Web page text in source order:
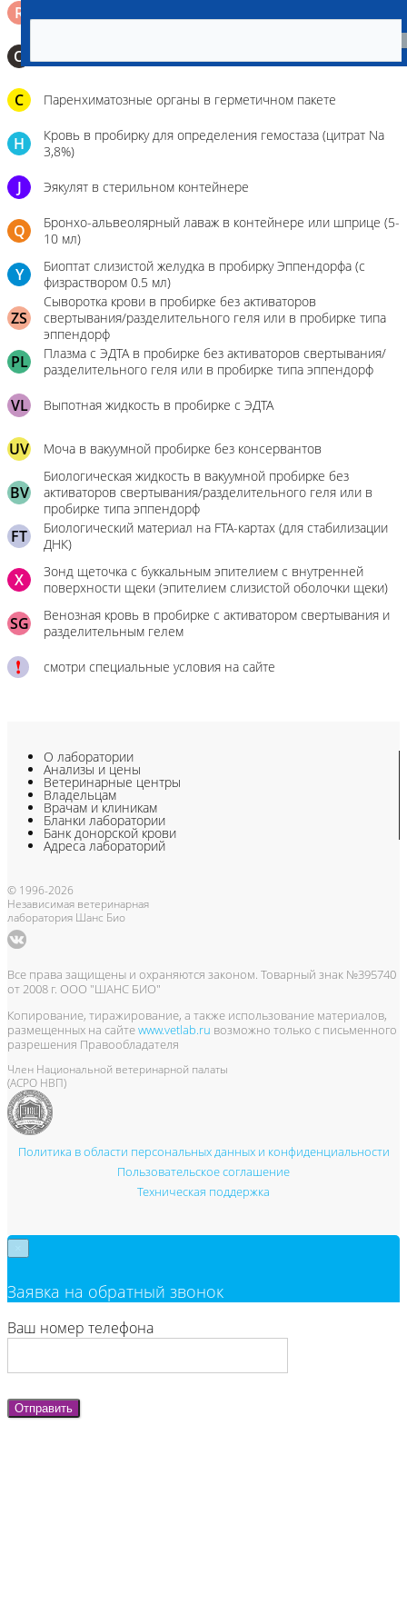
R
0,5 мл)
О
C Паренхиматозные органы в герметичном пакете
H
Кровь в пробирку для определения гемостаза (цитрат Na
3,8%)
J Эякулят в стерильном контейнере
Q
Бронхо-альвеолярный лаваж в контейнере или шприце (5-
10 мл)
Y
Биоптат слизистой желудка в пробирку Эппендорфа (с
физраствором 0.5 мл)
ZS
Сыворотка крови в пробирке без активаторов
свертывания/разделительного геля или в пробирке типа
эппендорф
PL
Плазма с ЭДТА в пробирке без активаторов свертывания/
разделительного геля или в пробирке типа эппендорф
VL Выпотная жидкость в пробирке с ЭДТА
UV Моча в вакуумной пробирке без консервантов
BV
Биологическая жидкость в вакуумной пробирке без
активаторов свертывания/разделительного геля или в
пробирке типа эппендорф
FT
Биологический материал на FTA-картах (для стабилизации
ДНК)
X
Зонд щеточка с буккальным эпителием с внутренней
поверхности щеки (эпителием слизистой оболочки щеки)
SG
Венозная кровь в пробирке с активатором свертывания и
разделительным гелем
смотри специальные условия на сайте
О лаборатории
Анализы и цены
Ветеринарные центры
Владельцам
Врачам и клиникам
Бланки лаборатории
Банк донорской крови
Адреса лабораторий
© 1996-2026
Независимая ветеринарная
лаборатория Шанс Био
Все права защищены и охраняются законом. Товарный знак №395740
от 2008 г. ООО "ШАНС БИО"
Копирование, тиражирование, а также использование материалов,
размещенных на сайтеwww.vetlab.ru возможно только с письменного
разрешения Правообладателя
Член Национальной ветеринарной палаты
(АСРО НВП)
Политика в области персональных данных и конфиденциальности
Пользовательское соглашение
Техническая поддержка
Заявка на обратный звонок
Ваш номер телефона
Отправить